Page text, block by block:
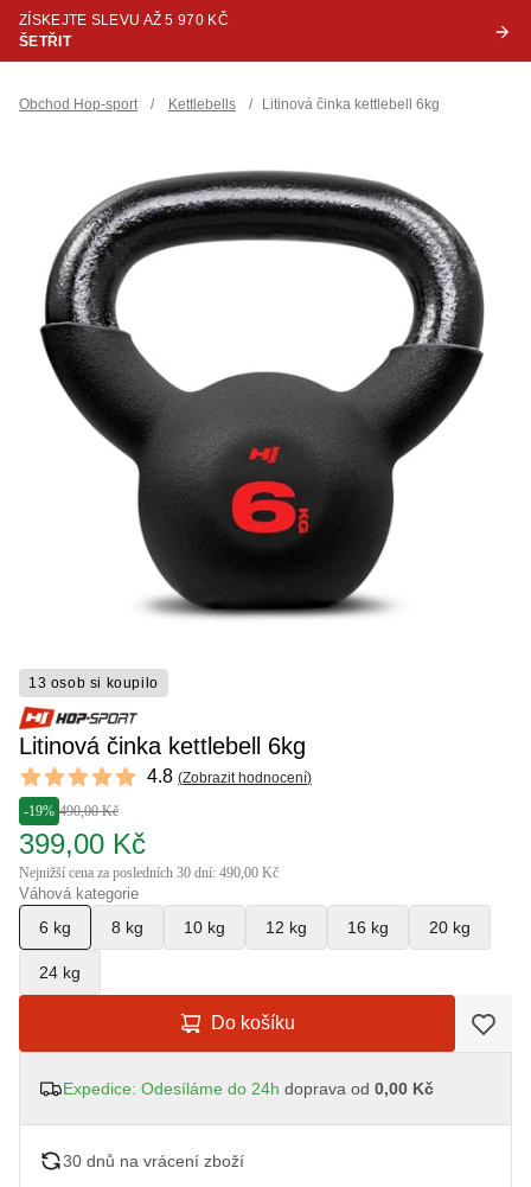
ZÍSKEJTE SLEVU AŽ 5 970 KČ
ŠETŘIT
Obchod Hop-sport / Kettlebells / Litinová činka kettlebell 6kg
13 osob si koupilo
Litinová činka kettlebell 6kg
Reviews
4.8 out of 5 stars 4.8 (Zobrazit hodnocení)
-19% 490,00 Kč
399,00 Kč
Nejnižší cena za posledních 30 dní: 490,00 Kč
Váhová kategorie
6 kg 8 kg 10 kg 12 kg 16 kg 20 kg
24 kg
Do košíku
Expedice: Odesíláme do 24h doprava od 0,00 Kč
30 dnů na vrácení zboží